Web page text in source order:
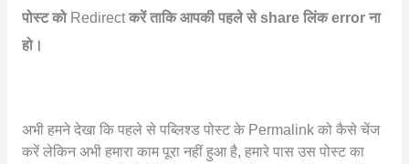
पोस्ट को Redirectकरें ताकि आपकी पहले से share लिंक error ना
हो।
अभी हमने देखा कि पहले से पब्लिश्ड पोस्ट के Permalink को कैसे चेंज
करें लेकिन अभी हमारा काम पूरा नहीं हुआ है, हमारे पास उस पोस्ट का